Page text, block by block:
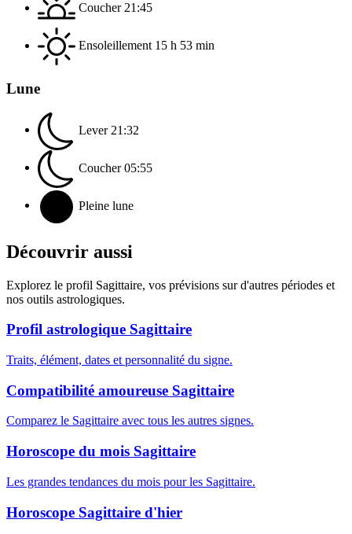
Coucher 21:45
Ensoleillement 15 h 53 min
Lune
Lever 21:32
Coucher 05:55
Pleine lune
Découvrir aussi
Explorez le profil Sagittaire, vos prévisions sur d'autres périodes et
nos outils astrologiques.
Profil astrologique Sagittaire
Traits, élément, dates et personnalité du signe.
Compatibilité amoureuse Sagittaire
Comparez le Sagittaire avec tous les autres signes.
Horoscope du mois Sagittaire
Les grandes tendances du mois pour les Sagittaire.
Horoscope Sagittaire d'hier